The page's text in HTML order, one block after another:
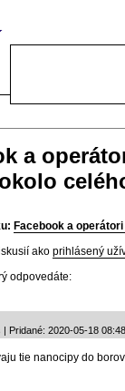
a
Facebook a
ako prihlásený
odpovedáte:
Pridané: 2020-05-18
tie nanocipy do